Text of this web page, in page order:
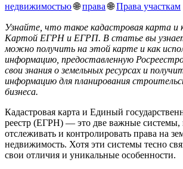
недвижимостью🌐права🌐Права участкам
Узнайте, что такое кадастровая карта и
Картой ЕГРН и ЕГРП. В статье вы
можно получить на этой карте и как
информацию, предоставленную
свои знания о земельных ресурсах и
информацию для планирования
бизнеса.
Кадастровая карта и Единый
реестр (ЕГРН) — это две важные системы,
отслеживать и контролировать права на
недвижимость. Хотя эти системы тесно
свои отличия и уникальные особенности.